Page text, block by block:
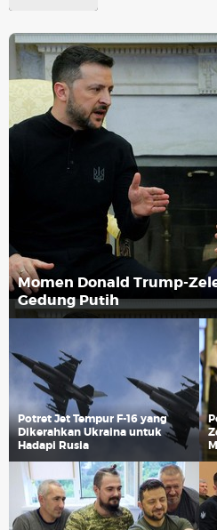
Momen Donald Trump-
Gedung Putih
Potret Jet Tempur F-16 yang
Dikerahkan Ukraina untuk
Hadapi Rusia